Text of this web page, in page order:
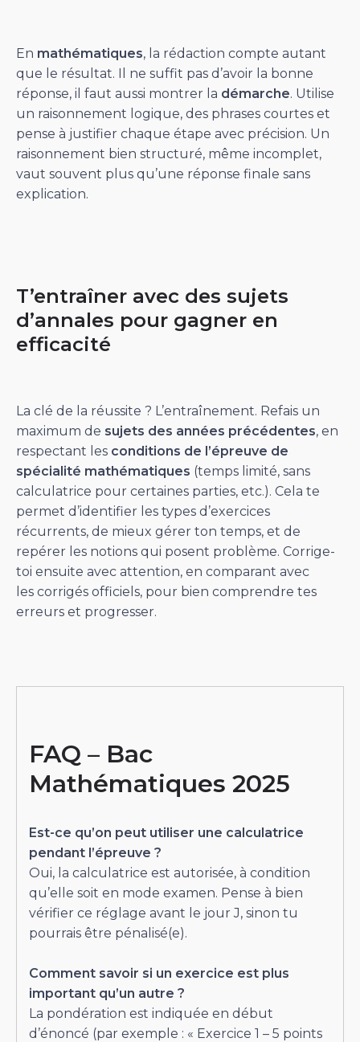
En mathématiques, la rédaction compte autant
que le résultat. Il ne suffit pas d’avoir la bonne
réponse, il faut aussi montrer la démarche. Utilise
un raisonnement logique, des phrases courtes et
pense à justifier chaque étape avec précision. Un
raisonnement bien structuré, même incomplet,
vaut souvent plus qu’une réponse finale sans
explication.
T’entraîner avec des sujets
d’annales pour gagner en
efficacité
La clé de la réussite ? L’entraînement. Refais un
maximum de sujets des années précédentes, en
respectant les conditions de l’épreuve de
spécialité mathématiques (temps limité, sans
calculatrice pour certaines parties, etc.). Cela te
permet d’identifier les types d’exercices
récurrents, de mieux gérer ton temps, et de
repérer les notions qui posent problème. Corrige-
toi ensuite avec attention, en comparant avec
les corrigés officiels, pour bien comprendre tes
erreurs et progresser.
FAQ – Bac
Mathématiques 2025
Est-ce qu’on peut utiliser une calculatrice
pendant l’épreuve ?
Oui, la calculatrice est autorisée, à condition
qu’elle soit en mode examen. Pense à bien
vérifier ce réglage avant le jour J, sinon tu
pourrais être pénalisé(e).
Comment savoir si un exercice est plus
important qu’un autre ?
La pondération est indiquée en début
d’énoncé (par exemple : « Exercice 1 – 5 points